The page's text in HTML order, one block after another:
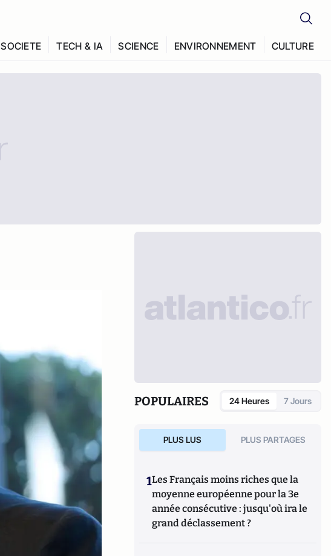
SOCIETE TECH & IA SCIENCE ENVIRONNEMENT CULTURE
POPULAIRES 24 Heures 7 Jours
PLUS LUS PLUS PARTAGES
1Les Français moins riches que la
moyenne européenne pour la 3e
année consécutive : jusqu'où ira le
grand déclassement ?